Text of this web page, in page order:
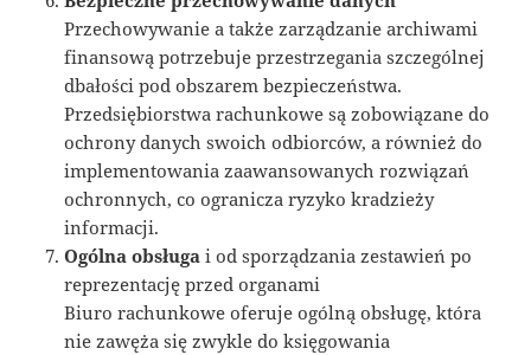
Przechowywanie a także zarządzanie archiwami
finansową potrzebuje przestrzegania szczególnej
dbałości pod obszarem bezpieczeństwa.
Przedsiębiorstwa rachunkowe są zobowiązane do
ochrony danych swoich odbiorców, a również do
implementowania zaawansowanych rozwiązań
ochronnych, co ogranicza ryzyko kradzieży
informacji.
Ogólna obsługai od sporządzania zestawień po
reprezentację przed organami
Biuro rachunkowe oferuje ogólną obsługę, która
nie zawęża się zwykle do księgowania